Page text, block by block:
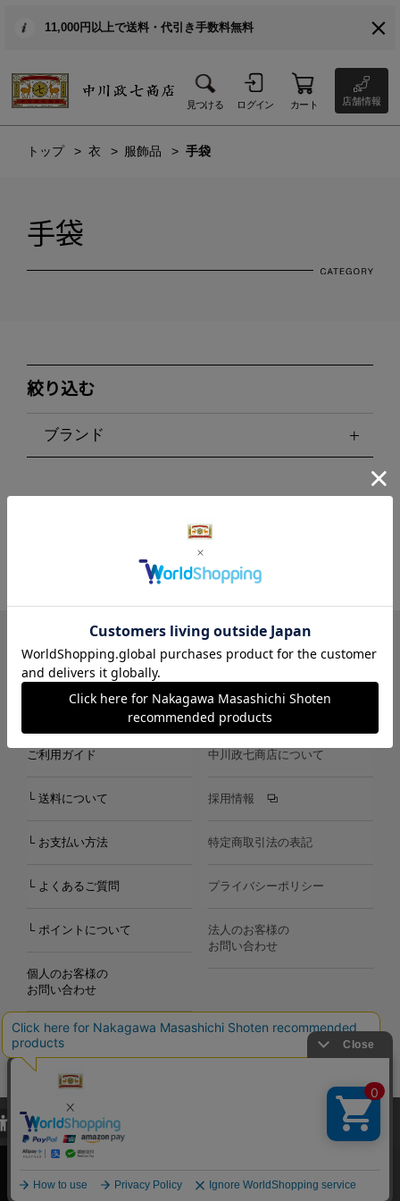
11,000円以上で送料・代引き手数料無料
見つける ログイン カート 店舗情報
トップ 衣 服飾品 手袋
手袋
絞り込む
ブランド
LINE Instagram X Facebook メールマガジン
ご利用ガイド
└ 送料について
└ お支払い方法
└ よくあるご質問
└ ポイントについて
個人のお客様の
お問い合わせ
中川政七商店について
採用情報
特定商取引法の表記
プライバシーポリシー
法人のお客様の
お問い合わせ
Copyright©2000-2026
Nakagawa Masashichi Shoten All Rights Reserved.
当サイトでは、当サイト内における閲覧履歴・属性情報などの取得およ
び利便性向上のためにクッキー（Cookie）を使用いたします。詳細に
関しては「プライバシーポリシー
承諾する